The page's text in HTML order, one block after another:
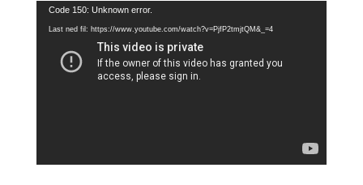
Videoavspiller
Code 150: Unknown error.
Last ned fil: https://www.youtube.com/watch?v=PjfP2tmjtQM&_=4